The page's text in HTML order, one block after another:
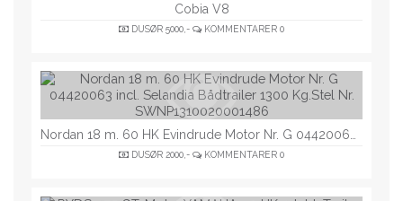
Cobia V8
DUSØR 5000,- KOMMENTARER 0
DUSØR 2000,- KOMMENTARER 0